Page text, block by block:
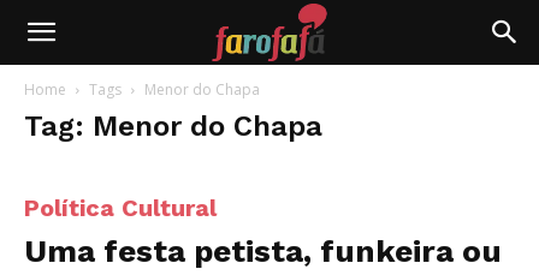
Farofafá
Home Tags Menor do Chapa
Tag: Menor do Chapa
Política Cultural
Uma festa petista, funkeira ou